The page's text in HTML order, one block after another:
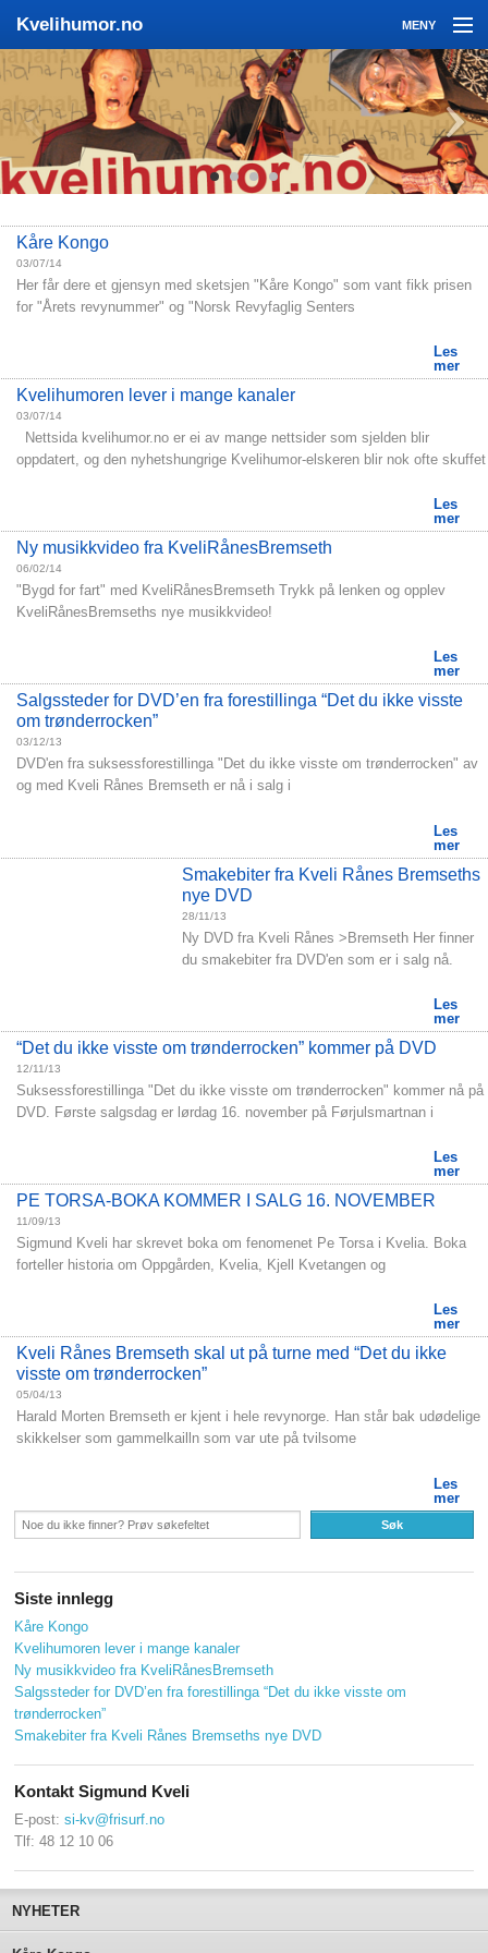
Kvelihumor.no MENY
Kvelihumor
Sigmund
3 x Kveli og 1 Kvemo
Nyheter
Bilder
Video
Kontakt oss
Kåre Kongo
03/07/14
Her får dere et gjensyn med sketsjen "Kåre Kongo" som vant fikk prisen
for "Årets revynummer" og "Norsk Revyfaglig Senters
Les
mer
Kvelihumoren lever i mange kanaler
03/07/14
Nettsida kvelihumor.no er ei av mange nettsider som sjelden blir
oppdatert, og den nyhetshungrige Kvelihumor-elskeren blir nok ofte skuffet
Les
mer
Ny musikkvideo fra KveliRånesBremseth
06/02/14
"Bygd for fart" med KveliRånesBremseth Trykk på lenken og opplev
KveliRånesBremseths nye musikkvideo!
Les
mer
Salgssteder for DVD’en fra forestillinga “Det du ikke visste
om trønderrocken”
03/12/13
DVD'en fra suksessforestillinga "Det du ikke visste om trønderrocken" av
og med Kveli Rånes Bremseth er nå i salg i
Les
mer
Smakebiter fra Kveli Rånes Bremseths
nye DVD
28/11/13
Ny DVD fra Kveli Rånes >Bremseth Her finner
du smakebiter fra DVD'en som er i salg nå.
Les
mer
“Det du ikke visste om trønderrocken” kommer på DVD
12/11/13
Suksessforestillinga "Det du ikke visste om trønderrocken" kommer nå på
DVD. Første salgsdag er lørdag 16. november på Førjulsmartnan i
Les
mer
PE TORSA-BOKA KOMMER I SALG 16. NOVEMBER
11/09/13
Sigmund Kveli har skrevet boka om fenomenet Pe Torsa i Kvelia. Boka
forteller historia om Oppgården, Kvelia, Kjell Kvetangen og
Les
mer
Kveli Rånes Bremseth skal ut på turne med “Det du ikke
visste om trønderrocken”
05/04/13
Harald Morten Bremseth er kjent i hele revynorge. Han står bak udødelige
skikkelser som gammelkailln som var ute på tvilsome
Les
mer
Søk
Siste innlegg
Kåre Kongo
Kvelihumoren lever i mange kanaler
Ny musikkvideo fra KveliRånesBremseth
Salgssteder for DVD’en fra forestillinga “Det du ikke visste om
trønderrocken”
Smakebiter fra Kveli Rånes Bremseths nye DVD
Kontakt Sigmund Kveli
E-post: si-kv@frisurf.no
Tlf: 48 12 10 06
NYHETER